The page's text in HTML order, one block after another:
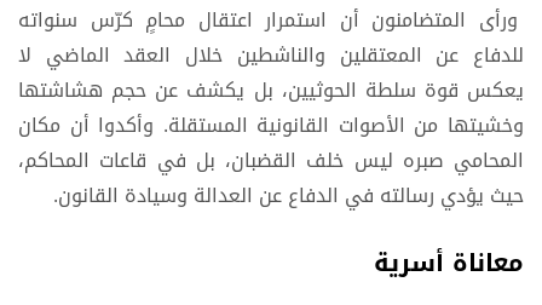
ورأى المتضامنون أن استمرار اعتقال محامٍ كرّس سنواته
للدفاع عن المعتقلين والناشطين خلال العقد الماضي لا
يعكس قوة سلطة الحوثيين، بل يكشف عن حجم هشاشتها
وخشيتها من الأصوات القانونية المستقلة. وأكدوا أن مكان
المحامي صبره ليس خلف القضبان، بل في قاعات المحاكم،
حيث يؤدي رسالته في الدفاع عن العدالة وسيادة القانون.
معاناة أسرية